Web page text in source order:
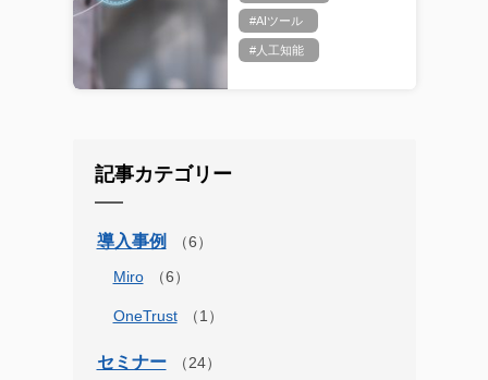
#AIツール
#人工知能
記事カテゴリー
導入事例
Miro
OneTrust
セミナー